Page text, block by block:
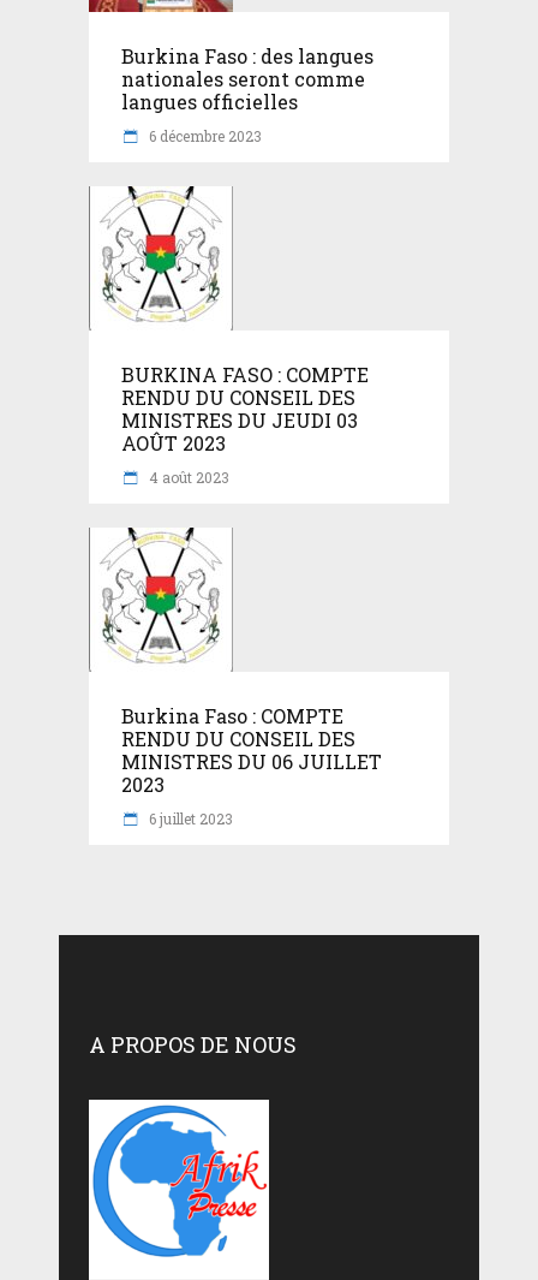
Burkina Faso : des langues
nationales seront comme
langues officielles
6 décembre 2023
BURKINA FASO : COMPTE
RENDU DU CONSEIL DES
MINISTRES DU JEUDI 03
AOÛT 2023
4 août 2023
Burkina Faso : COMPTE
RENDU DU CONSEIL DES
MINISTRES DU 06 JUILLET
2023
6 juillet 2023
A PROPOS DE NOUS